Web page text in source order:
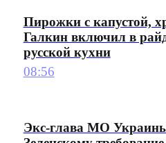
Пирожки с капустой,
Галкин включил в
русской кухни
08:56
Экс-глава МО